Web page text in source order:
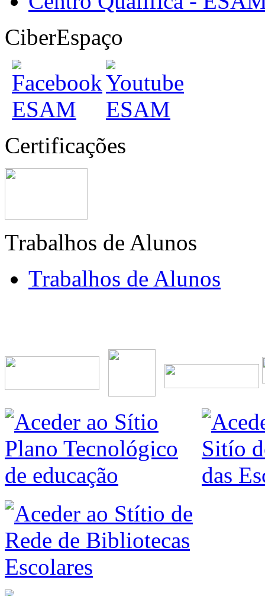
CiberEspaço
Certificações
Trabalhos de Alunos
Trabalhos de Alunos